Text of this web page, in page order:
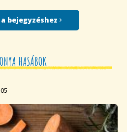
bejegyzéshez
HASÁBOK